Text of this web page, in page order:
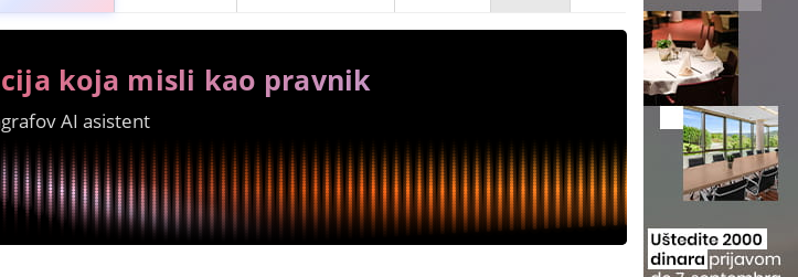
koja misli kao pravnik
AI asistent